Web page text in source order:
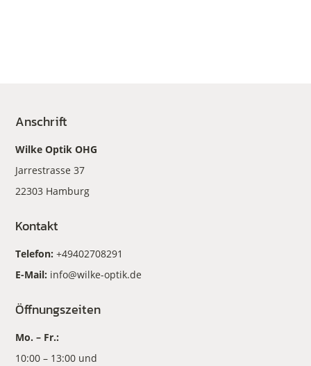
Anschrift
Wilke Optik OHG
Jarrestrasse 37
22303 Hamburg
Kontakt
Telefon:+49402708291
E-Mail: info@wilke-optik.de
Öffnungszeiten
Mo. – Fr.:
10:00 – 13:00 und